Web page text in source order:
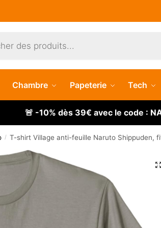
Chambre Papeterie Tech
🚨 -10% dès 39€ avec le code :
/ T-shirt Village anti-feuille Naruto Shippuden,
🔍